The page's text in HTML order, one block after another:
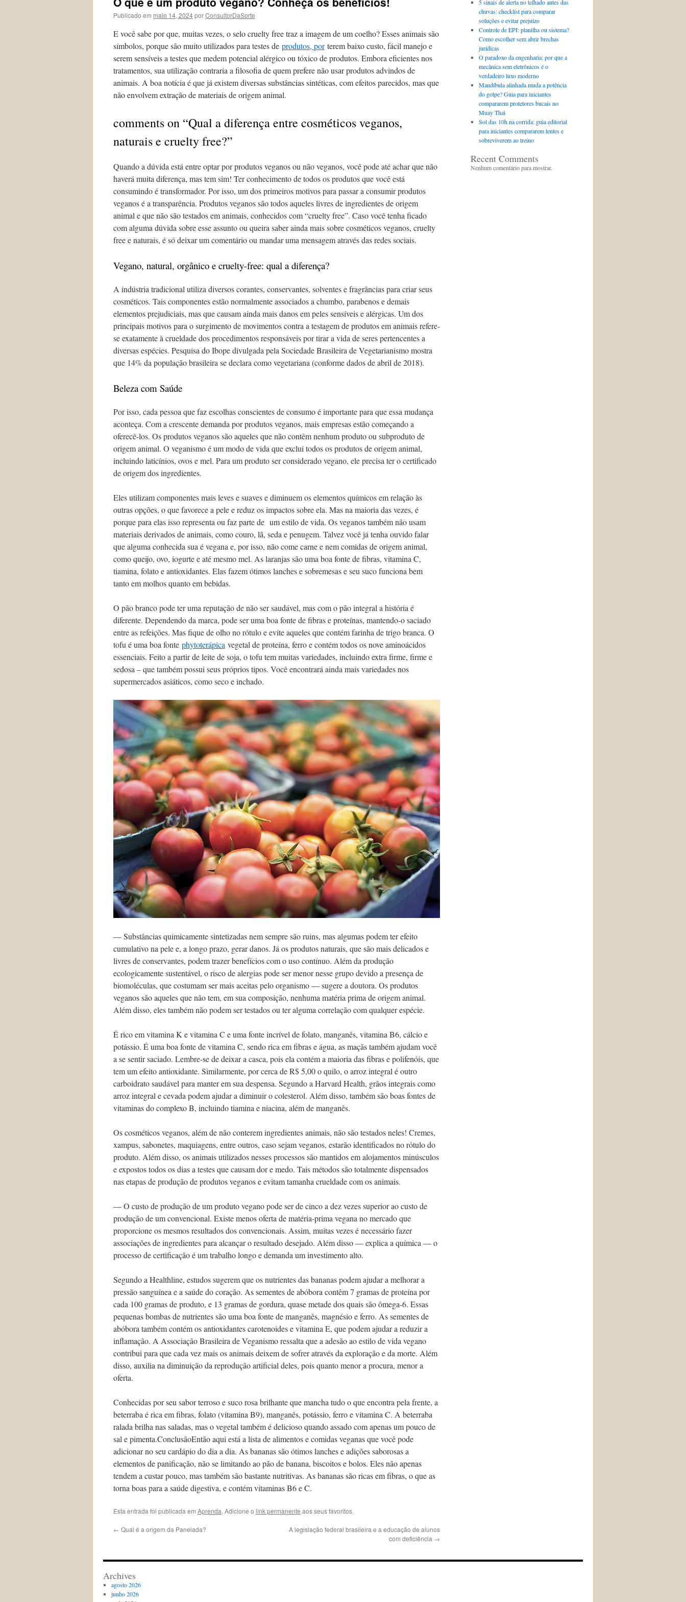
Publicado em maio 14, 2024porConsultorDaSorte
E você sabe por que, muitas vezes, o selo cruelty free traz a imagem de um coelho? Esses animais são
símbolos, porque são muito utilizados para testes de produtos, porterem baixo custo, fácil manejo e
serem sensíveis a testes que medem potencial alérgico ou tóxico de produtos. Embora eficientes nos
tratamentos, sua utilização contraria a filosofia de quem prefere não usar produtos advindos de
animais. A boa notícia é que já existem diversas substâncias sintéticas, com efeitos parecidos, mas que
não envolvem extração de materiais de origem animal.
comments on “Qual a diferença entre cosméticos veganos,
naturais e cruelty free?”
Quando a dúvida está entre optar por produtos veganos ou não veganos, você pode até achar que não
haverá muita diferença, mas tem sim! Ter conhecimento de todos os produtos que você está
consumindo é transformador. Por isso, um dos primeiros motivos para passar a consumir produtos
veganos é a transparência. Produtos veganos são todos aqueles livres de ingredientes de origem
animal e que não são testados em animais, conhecidos com “cruelty free”. Caso você tenha ficado
com alguma dúvida sobre esse assunto ou queira saber ainda mais sobre cosméticos veganos, cruelty
free e naturais, é só deixar um comentário ou mandar uma mensagem através das redes sociais.
Vegano, natural, orgânico e cruelty-free: qual a diferença?
A indústria tradicional utiliza diversos corantes, conservantes, solventes e fragrâncias para criar seus
cosméticos. Tais componentes estão normalmente associados a chumbo, parabenos e demais
elementos prejudiciais, mas que causam ainda mais danos em peles sensíveis e alérgicas. Um dos
principais motivos para o surgimento de movimentos contra a testagem de produtos em animais refere-
se exatamente à crueldade dos procedimentos responsáveis por tirar a vida de seres pertencentes a
diversas espécies. Pesquisa do Ibope divulgada pela Sociedade Brasileira de Vegetarianismo mostra
que 14% da população brasileira se declara como vegetariana (conforme dados de abril de 2018).
Beleza com Saúde
Por isso, cada pessoa que faz escolhas conscientes de consumo é importante para que essa mudança
aconteça. Com a crescente demanda por produtos veganos, mais empresas estão começando a
oferecê-los. Os produtos veganos são aqueles que não contêm nenhum produto ou subproduto de
origem animal. O veganismo é um modo de vida que exclui todos os produtos de origem animal,
incluindo laticínios, ovos e mel. Para um produto ser considerado vegano, ele precisa ter o certificado
de origem dos ingredientes.
Eles utilizam componentes mais leves e suaves e diminuem os elementos químicos em relação às
outras opções, o que favorece a pele e reduz os impactos sobre ela. Mas na maioria das vezes, é
porque para elas isso representa ou faz parte de um estilo de vida. Os veganos também não usam
materiais derivados de animais, como couro, lã, seda e penugem. Talvez você já tenha ouvido falar
que alguma conhecida sua é vegana e, por isso, não come carne e nem comidas de origem animal,
como queijo, ovo, iogurte e até mesmo mel. As laranjas são uma boa fonte de fibras, vitamina C,
tiamina, folato e antioxidantes. Elas fazem ótimos lanches e sobremesas e seu suco funciona bem
tanto em molhos quanto em bebidas.
O pão branco pode ter uma reputação de não ser saudável, mas com o pão integral a história é
diferente. Dependendo da marca, pode ser uma boa fonte de fibras e proteínas, mantendo-o saciado
entre as refeições. Mas fique de olho no rótulo e evite aqueles que contém farinha de trigo branca. O
tofu é uma boa fonte phytoterápica vegetal de proteína, ferro e contém todos os nove aminoácidos
essenciais. Feito a partir de leite de soja, o tofu tem muitas variedades, incluindo extra firme, firme e
sedosa – que também possui seus próprios tipos. Você encontrará ainda mais variedades nos
supermercados asiáticos, como seco e inchado.
— Substâncias quimicamente sintetizadas nem sempre são ruins, mas algumas podem ter efeito
cumulativo na pele e, a longo prazo, gerar danos. Já os produtos naturais, que são mais delicados e
livres de conservantes, podem trazer benefícios com o uso contínuo. Além da produção
ecologicamente sustentável, o risco de alergias pode ser menor nesse grupo devido a presença de
biomoléculas, que costumam ser mais aceitas pelo organismo — sugere a doutora. Os produtos
veganos são aqueles que não tem, em sua composição, nenhuma matéria prima de origem animal.
Além disso, eles também não podem ser testados ou ter alguma correlação com qualquer espécie.
É rico em vitamina K e vitamina C e uma fonte incrível de folato, manganês, vitamina B6, cálcio e
potássio. É uma boa fonte de vitamina C, sendo rica em fibras e água, as maçãs também ajudam você
a se sentir saciado. Lembre-se de deixar a casca, pois ela contém a maioria das fibras e polifenóis, que
tem um efeito antioxidante. Similarmente, por cerca de R$ 5,00 o quilo, o arroz integral é outro
carboidrato saudável para manter em sua despensa. Segundo a Harvard Health, grãos integrais como
arroz integral e cevada podem ajudar a diminuir o colesterol. Além disso, também são boas fontes de
vitaminas do complexo B, incluindo tiamina e niacina, além de manganês.
Os cosméticos veganos, além de não conterem ingredientes animais, não são testados neles! Cremes,
xampus, sabonetes, maquiagens, entre outros, caso sejam veganos, estarão identificados no rótulo do
produto. Além disso, os animais utilizados nesses processos são mantidos em alojamentos minúsculos
e expostos todos os dias a testes que causam dor e medo. Tais métodos são totalmente dispensados
nas etapas de produção de produtos veganos e evitam tamanha crueldade com os animais.
— O custo de produção de um produto vegano pode ser de cinco a dez vezes superior ao custo de
produção de um convencional. Existe menos oferta de matéria-prima vegana no mercado que
proporcione os mesmos resultados dos convencionais. Assim, muitas vezes é necessário fazer
associações de ingredientes para alcançar o resultado desejado. Além disso — explica a química — o
processo de certificação é um trabalho longo e demanda um investimento alto.
Segundo a Healthline, estudos sugerem que os nutrientes das bananas podem ajudar a melhorar a
pressão sanguínea e a saúde do coração. As sementes de abóbora contêm 7 gramas de proteína por
cada 100 gramas de produto, e 13 gramas de gordura, quase metade dos quais são ômega-6. Essas
pequenas bombas de nutrientes são uma boa fonte de manganês, magnésio e ferro. As sementes de
abóbora também contém os antioxidantes carotenoides e vitamina E, que podem ajudar a reduzir a
inflamação. A Associação Brasileira de Veganismo ressalta que a adesão ao estilo de vida vegano
contribui para que cada vez mais os animais deixem de sofrer através da exploração e da morte. Além
disso, auxilia na diminuição da reprodução artificial deles, pois quanto menor a procura, menor a
oferta.
Conhecidas por seu sabor terroso e suco rosa brilhante que mancha tudo o que encontra pela frente, a
beterraba é rica em fibras, folato (vitamina B9), manganês, potássio, ferro e vitamina C. A beterraba
ralada brilha nas saladas, mas o vegetal também é delicioso quando assado com apenas um pouco de
sal e pimenta.ConclusãoEntão aqui está a lista de alimentos e comidas veganas que você pode
adicionar no seu cardápio do dia a dia. As bananas são ótimos lanches e adições saborosas a
elementos de panificação, não se limitando ao pão de banana, biscoitos e bolos. Eles não apenas
tendem a custar pouco, mas também são bastante nutritivas. As bananas são ricas em fibras, o que as
torna boas para a saúde digestiva, e contém vitaminas B6 e C.
Esta entrada foi publicada em Aprenda. Adicione o link permanente aos seus favoritos.
← Qual é a origem da Panelada?
A legislação federal brasileira e a educação de alunos
com deficiência →
5 sinais de alerta no telhado antes das
chuvas: checklist para comparar
soluções e evitar prejuízo
Controle de EPI: planilha ou sistema?
Como escolher sem abrir brechas
jurídicas
O paradoxo da engenharia: por que a
mecânica sem eletrônicos é o
verdadeiro luxo moderno
Mandíbula alinhada muda a potência
do golpe? Guia para iniciantes
compararem protetores bucais no
Muay Thai
Sol das 10h na corrida: guia editorial
para iniciantes compararem lentes e
sobreviverem ao treino
Recent Comments
Nenhum comentário para mostrar.
Archives
agosto 2026
junho 2026